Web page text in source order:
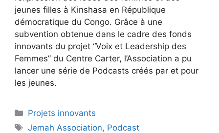
jeunes filles à Kinshasa en République
démocratique du Congo. Grâce à une
subvention obtenue dans le cadre des fonds
innovants du projet “Voix et Leadership des
Femmes” du Centre Carter, l’Association a pu
lancer une série de Podcasts créés par et pour
les jeunes.
Projets innovants
Jemah Association, Podcast